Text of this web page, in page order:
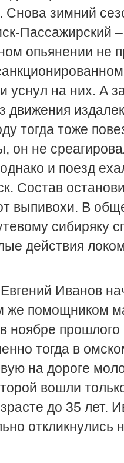
Снова зимний
Пассажирский
опьянении не
уснул на них. А
движения
тогда тоже
он не
и поезд
Состав
выпивохи. В
сибиряку
действия
Иванов
же помощником
ноябре прошлого
тогда в
на дороге
вошли
до 35 лет.
откликнулись